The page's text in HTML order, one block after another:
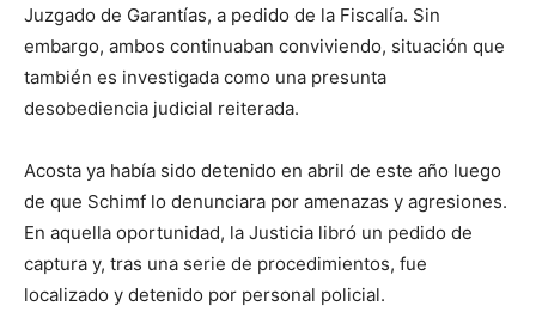
Juzgado de Garantías, a pedido de la Fiscalía. Sin
embargo, ambos continuaban conviviendo, situación que
también es investigada como una presunta
desobediencia judicial reiterada.
Acosta ya había sido detenido en abril de este año luego
de que Schimf lo denunciara por amenazas y agresiones.
En aquella oportunidad, la Justicia libró un pedido de
captura y, tras una serie de procedimientos, fue
localizado y detenido por personal policial.